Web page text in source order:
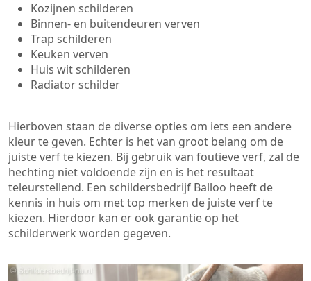
Kozijnen schilderen
Binnen- en buitendeuren verven
Trap schilderen
Keuken verven
Huis wit schilderen
Radiator schilder
Hierboven staan de diverse opties om iets een andere
kleur te geven. Echter is het van groot belang om de
juiste verf te kiezen. Bij gebruik van foutieve verf, zal de
hechting niet voldoende zijn en is het resultaat
teleurstellend. Een schildersbedrijf Balloo heeft de
kennis in huis om met top merken de juiste verf te
kiezen. Hierdoor kan er ook garantie op het
schilderwerk worden gegeven.